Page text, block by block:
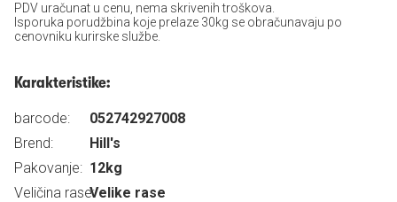
PDV uračunat u cenu, nema skrivenih troškova.
Isporuka porudžbina koje prelaze 30kg se obračunavaju po
cenovniku kurirske službe.
Karakteristike:
barcode:
052742927008
Brend:
Hill's
Pakovanje: 12kg
Veličina rase:Velike rase